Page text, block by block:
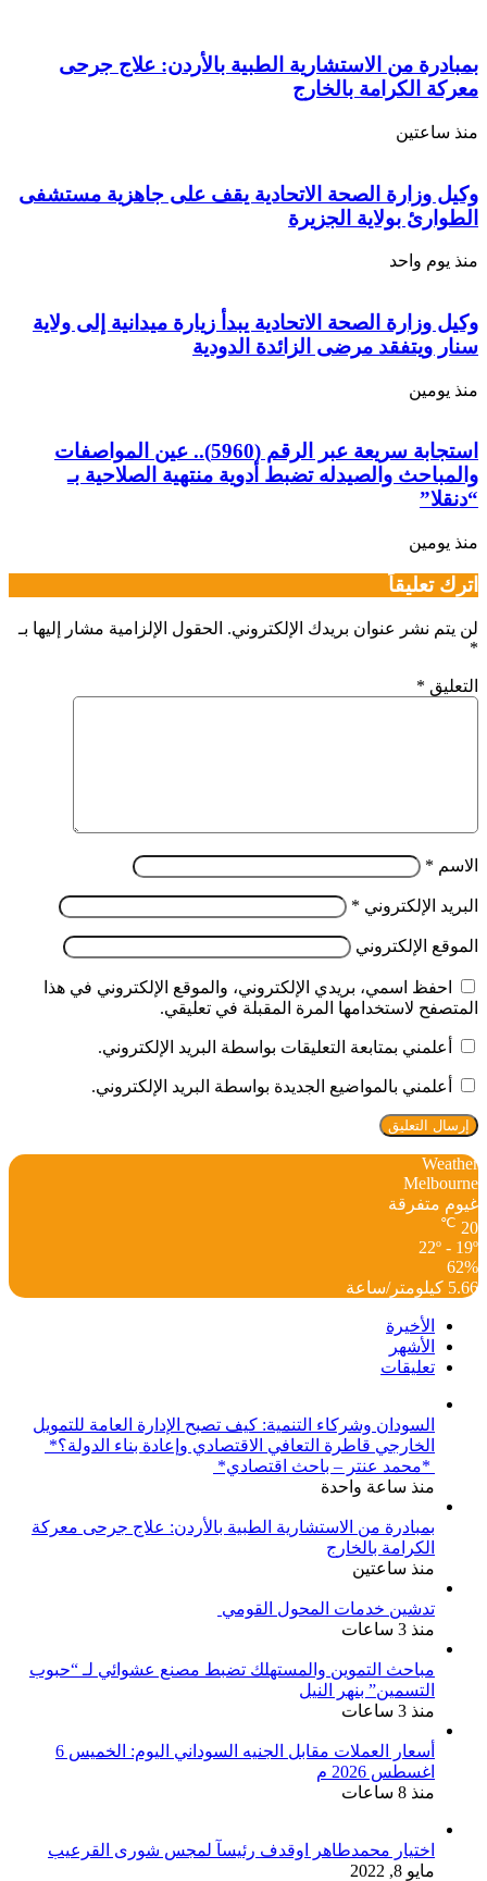
بمبادرة من الاستشارية الطبية بالأردن: علاج جرحى
معركة الكرامة بالخارج
منذ ساعتين
وكيل وزارة الصحة الاتحادية يقف على جاهزية مستشفى
الطوارئ بولاية الجزيرة
منذ يوم واحد
وكيل وزارة الصحة الاتحادية يبدأ زيارة ميدانية إلى ولاية
سنار ويتفقد مرضى الزائدة الدودية
منذ يومين
استجابة سريعة عبر الرقم (5960).. عين المواصفات
والمباحث والصيدله تضبط أدوية منتهية الصلاحية بـ
“دنقلا”
منذ يومين
اترك تعليقاً
لن يتم نشر عنوان بريدك الإلكتروني. الحقول الإلزامية مشار إليها بـ
*
التعليق *
الاسم *
البريد الإلكتروني *
الموقع الإلكتروني
احفظ اسمي، بريدي الإلكتروني، والموقع الإلكتروني في هذا
المتصفح لاستخدامها المرة المقبلة في تعليقي.
أعلمني بمتابعة التعليقات بواسطة البريد الإلكتروني.
أعلمني بالمواضيع الجديدة بواسطة البريد الإلكتروني.
Weather
Melbourne
غيوم متفرقة
20
℃
22º - 19º
62%
5.66 كيلومتر/ساعة
الأخيرة
الأشهر
تعليقات
السودان وشركاء التنمية: كيف تصبح الإدارة العامة للتمويل
الخارجي قاطرة التعافي الاقتصادي وإعادة بناء الدولة؟*
*محمد عنتر – باحث اقتصادي*
منذ ساعة واحدة
بمبادرة من الاستشارية الطبية بالأردن: علاج جرحى معركة
الكرامة بالخارج
منذ ساعتين
تدشين خدمات المحول القومي
منذ 3 ساعات
مباحث التموين والمستهلك تضبط مصنع عشوائي لـ “حبوب
التسمين” بنهر النيل
منذ 3 ساعات
أسعار العملات مقابل الجنيه السوداني اليوم: الخميس 6
اغسطس 2026 م
منذ 8 ساعات
اختيار محمدطاهر اوقدف رئيسآ لمجس شورى القرعيب
مايو 8, 2022